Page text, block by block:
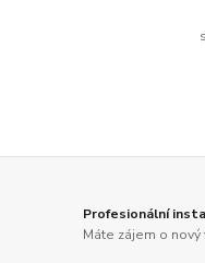
Profesionální
Máte zájem o